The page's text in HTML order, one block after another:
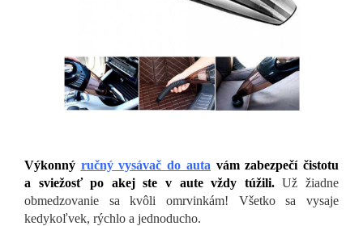
Výkonný ručný vysávač do auta vám zabezpečí čistotu
a sviežosť po akej ste v aute vždy túžili. Už žiadne
obmedzovanie sa kvôli omrvinkám! Všetko sa vysaje
kedykoľvek, rýchlo a jednoducho.